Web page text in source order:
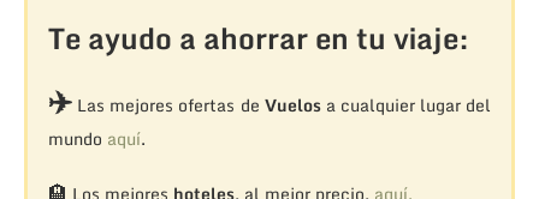
Te ayudo a ahorrar en tu viaje:
✈️Las mejores ofertas de Vuelosa cualquier lugar del
mundo aquí.
🏨 Los mejores hoteles, al mejor precio, aquí.